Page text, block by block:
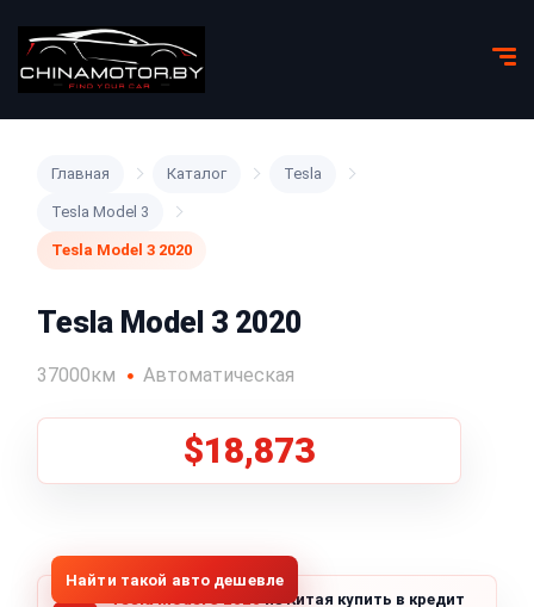
Главная Каталог Tesla
Tesla Model 3
Tesla Model 3 2020
Tesla Model 3 2020
37000км Автоматическая
$18,873
Найти такой авто дешевле
Tesla Model 3 2020из Китая купить в кредит